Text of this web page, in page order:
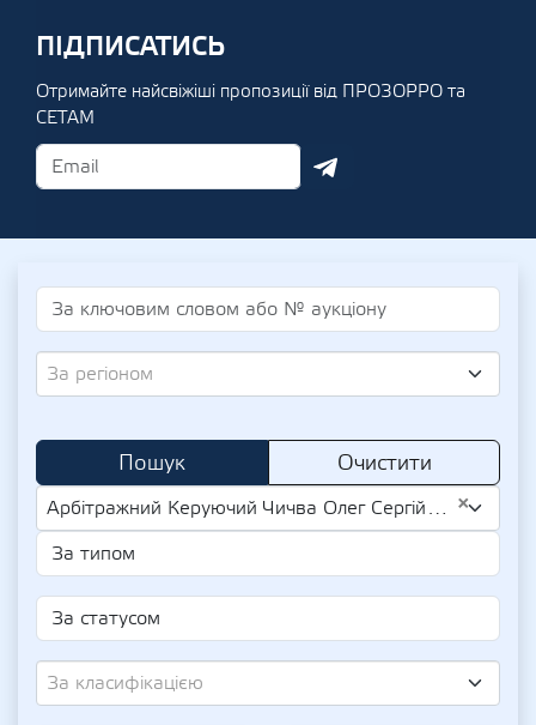
ПІДПИСАТИСЬ
Отримайте найсвіжіші пропозиції від ПРОЗОРРО та
СЕТАМ
За регіоном
Пошук Очистити
×
Арбітражний Керуючий Чичва Олег Сергійович (UA-EDR 3162701497)
За класифікацією